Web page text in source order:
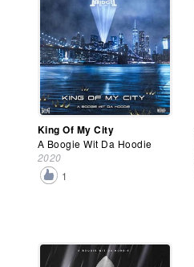
King Of My City
A Boogie Wit Da Hoodie
2020
1